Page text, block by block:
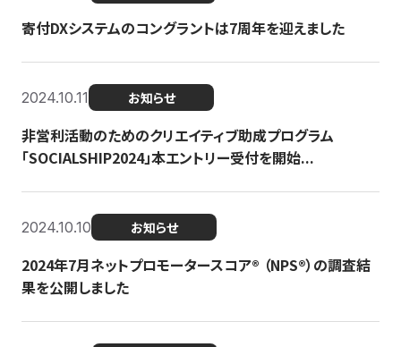
寄付DXシステムのコングラントは7周年を迎えました
2024.10.11 お知らせ
非営利活動のためのクリエイティブ助成プログラム
「SOCIALSHIP2024」本エントリー受付を開始...
2024.10.10 お知らせ
2024年7月ネットプロモータースコア®︎ （NPS®︎）の調査結
果を公開しました